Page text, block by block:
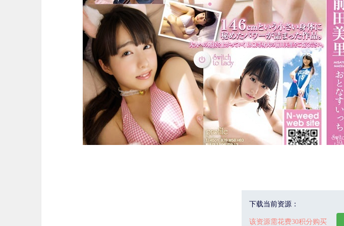
下载当前资源：
该资源需花费30积分购买